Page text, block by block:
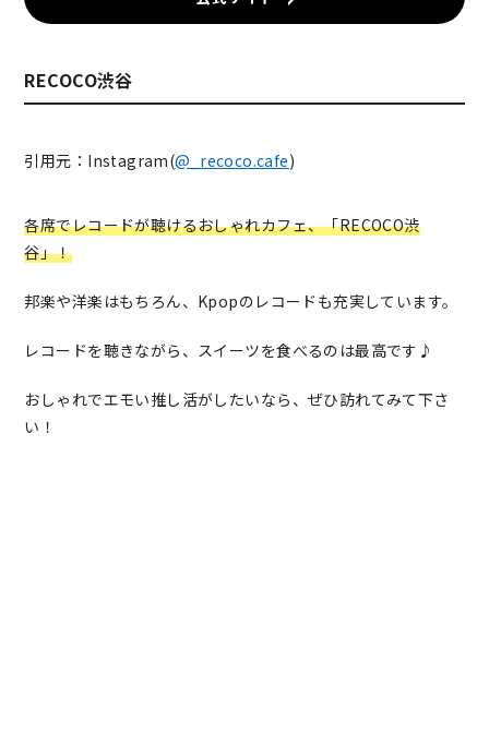
RECOCO渋谷
引用元：Instagram(@_recoco.cafe)
各席でレコードが聴けるおしゃれカフェ、「RECOCO渋
谷」！
邦楽や洋楽はもちろん、Kpopのレコードも充実しています。
レコードを聴きながら、スイーツを食べるのは最高です♪
おしゃれでエモい推し活がしたいなら、ぜひ訪れてみて下さ
い！